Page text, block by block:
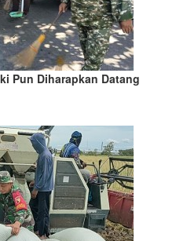
Pun Diharapkan Datang